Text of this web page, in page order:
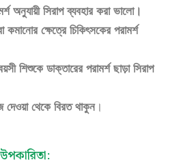
অনুযায়ী সিরাপ ব্যবহার করা ভালো।
কমানোর ক্ষেত্রে চিকিৎসকের পরামর্শ
শিশুকে ডাক্তারের পরামর্শ ছাড়া সিরাপ
থেকে বিরত থাকুন।